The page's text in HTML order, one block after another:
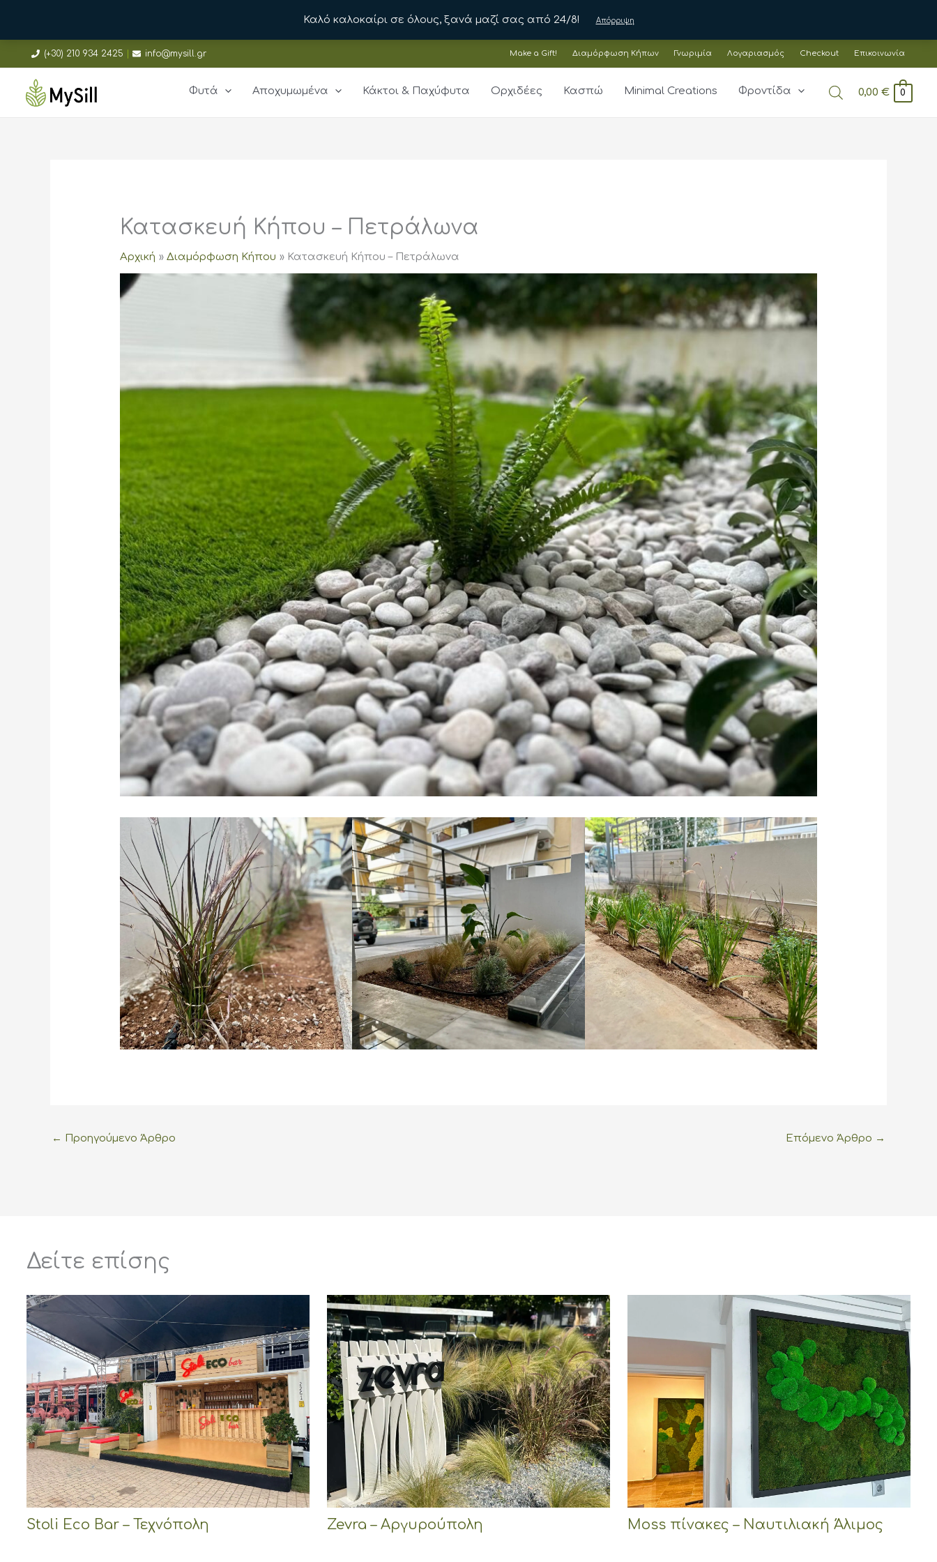
Καλό καλοκαίρι σε όλους, ξανά μαζί σας από 24/8! Απόρριψη
Μετάβαση
στο
περιεχόμενο
(+30) 210 934 2425 info@mysill.gr Make a Gift! Διαμόρφωση Κήπων Γνωριμία Λογαριασμός Checkout Επικοινωνία
Φυτά Αποχυμωμένα Κάκτοι & Παχύφυτα Ορχιδέες Κασπώ Minimal Creations Φροντίδα 0,00 € 0
Κατασκευή Κήπου – Πετράλωνα
Αρχική Διαμόρφωση Κήπου Κατασκευή Κήπου – Πετράλωνα
← Προηγούμενο Άρθρο Επόμενο Άρθρο →
Δείτε επίσης
Stoli Eco Bar – Τεχνόπολη Zevra – Αργυρούπολη Moss πίνακες – Ναυτιλιακή Άλιμος